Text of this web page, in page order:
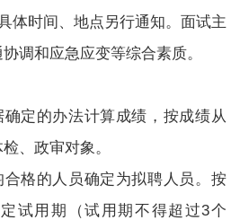
体时间、地点另行通知。面试主
调和应急应变等综合素质。
定的办法计算成绩，按成绩从
、政审对象。
格的人员确定为拟聘人员。按
试用期（试用期不得超过3个